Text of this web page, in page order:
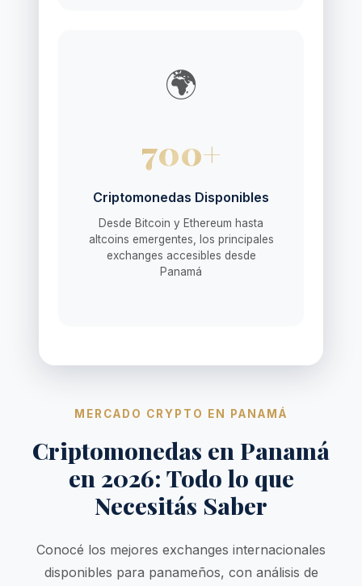
🌍
700+
Criptomonedas Disponibles
Desde Bitcoin y Ethereum hasta
altcoins emergentes, los principales
exchanges accesibles desde
Panamá
MERCADO CRYPTO EN PANAMÁ
Criptomonedas en Panamá
en 2026: Todo lo que
Necesitás Saber
Conocé los mejores exchanges internacionales
disponibles para panameños, con análisis de